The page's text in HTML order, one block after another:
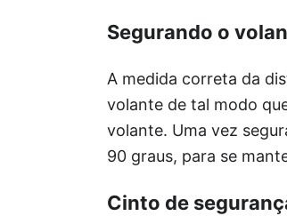
Segurando o
A medida correta da
volante de tal modo
volante. Uma vez
90 graus, para se
Cinto de